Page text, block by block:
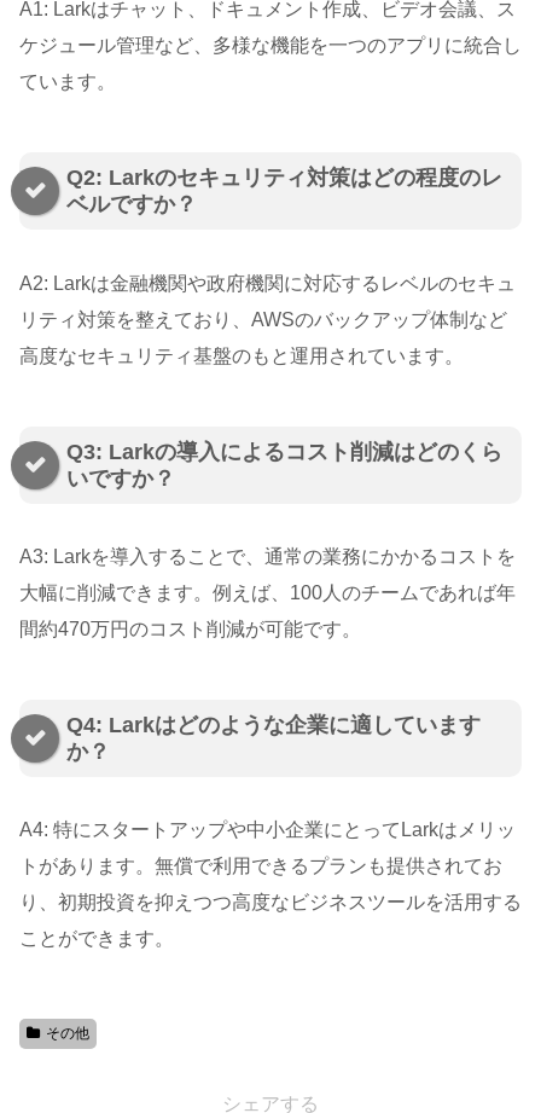
A1: Larkはチャット、ドキュメント作成、ビデオ会議、ス
ケジュール管理など、多様な機能を一つのアプリに統合し
ています。
Q2: Larkのセキュリティ対策はどの程度のレ
ベルですか？
A2: Larkは金融機関や政府機関に対応するレベルのセキュ
リティ対策を整えており、AWSのバックアップ体制など
高度なセキュリティ基盤のもと運用されています。
Q3: Larkの導入によるコスト削減はどのくら
いですか？
A3: Larkを導入することで、通常の業務にかかるコストを
大幅に削減できます。例えば、100人のチームであれば年
間約470万円のコスト削減が可能です。
Q4: Larkはどのような企業に適しています
か？
A4: 特にスタートアップや中小企業にとってLarkはメリッ
トがあります。無償で利用できるプランも提供されてお
り、初期投資を抑えつつ高度なビジネスツールを活用する
ことができます。
その他
シェアする